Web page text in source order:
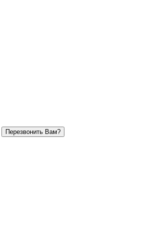
Перезвонить Вам?